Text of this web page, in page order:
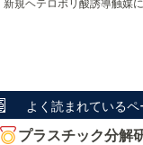
新規ヘテロポリ酸誘導触媒
よく読まれているペ
プラスチック分解